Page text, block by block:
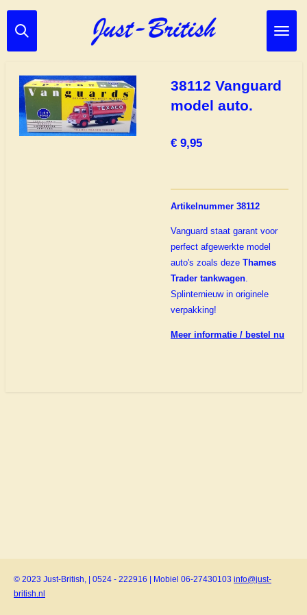
Ga
direct
hoofdinhoud
38112 Vanguard
model auto.
€ 9,95
Artikelnummer 38112
Vanguard staat garant voor
perfect afgewerkte model
auto's zoals deze Thames
Trader tankwagen.
Splinternieuw in originele
verpakking!
Meer informatie / bestel nu
© 2023 Just-British, | 0524 - 222916 | Mobiel 06-27430103 info@just-
british.nl